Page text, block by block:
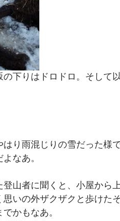
下りはドロドロ。そして
り雨混じりの雪だった様
なあ。
山者に聞くと、小屋から
いの外ザクザクと歩けたそ
かもなあ。